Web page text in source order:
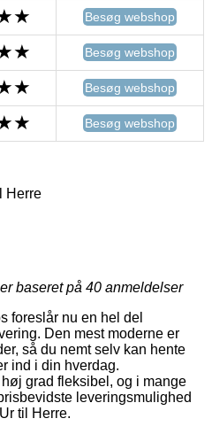
Besøg webshop
Besøg webshop
Besøg webshop
Besøg webshop
Herre
baseret på 40 anmeldelser
foreslår nu en hel del
Den mest moderne er
så du nemt selv kan hente
ind i din hverdag.
grad fleksibel, og i mange
leveringsmulighed
til Herre.